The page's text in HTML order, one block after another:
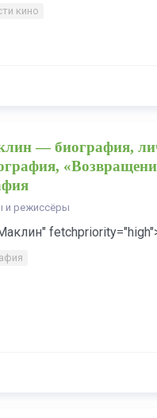
кино
— биография,
и режиссёры